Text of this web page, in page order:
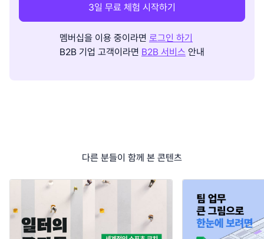
3일 무료 체험 시작하기
멤버십을 이용 중이라면 로그인 하기
B2B 기업 고객이라면 B2B 서비스 안내
다른 분들이 함께 본 콘텐츠